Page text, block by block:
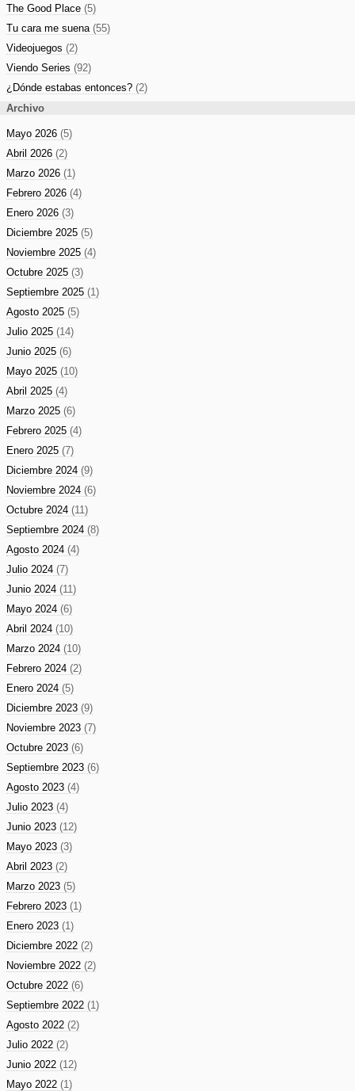
The Good Place (5)
Tu cara me suena (55)
Videojuegos (2)
Viendo Series (92)
¿Dónde estabas entonces? (2)
Archivo
Mayo 2026 (5)
Abril 2026 (2)
Marzo 2026 (1)
Febrero 2026 (4)
Enero 2026 (3)
Diciembre 2025 (5)
Noviembre 2025 (4)
Octubre 2025 (3)
Septiembre 2025 (1)
Agosto 2025 (5)
Julio 2025 (14)
Junio 2025 (6)
Mayo 2025 (10)
Abril 2025 (4)
Marzo 2025 (6)
Febrero 2025 (4)
Enero 2025 (7)
Diciembre 2024 (9)
Noviembre 2024 (6)
Octubre 2024 (11)
Septiembre 2024 (8)
Agosto 2024 (4)
Julio 2024 (7)
Junio 2024 (11)
Mayo 2024 (6)
Abril 2024 (10)
Marzo 2024 (10)
Febrero 2024 (2)
Enero 2024 (5)
Diciembre 2023 (9)
Noviembre 2023 (7)
Octubre 2023 (6)
Septiembre 2023 (6)
Agosto 2023 (4)
Julio 2023 (4)
Junio 2023 (12)
Mayo 2023 (3)
Abril 2023 (2)
Marzo 2023 (5)
Febrero 2023 (1)
Enero 2023 (1)
Diciembre 2022 (2)
Noviembre 2022 (2)
Octubre 2022 (6)
Septiembre 2022 (1)
Agosto 2022 (2)
Julio 2022 (2)
Junio 2022 (12)
Mayo 2022 (1)